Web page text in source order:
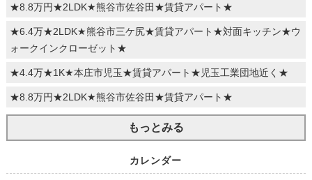
★8.8万円★2LDK★熊谷市佐谷田★賃貸アパート★
★6.4万★2LDK★熊谷市三ケ尻★賃貸アパート★対面キッチン★ウ
ォークインクローゼット★
★4.4万★1K★本庄市児玉★賃貸アパート★児玉工業団地近く★
★8.8万円★2LDK★熊谷市佐谷田★賃貸アパート★
もっとみる
カレンダー